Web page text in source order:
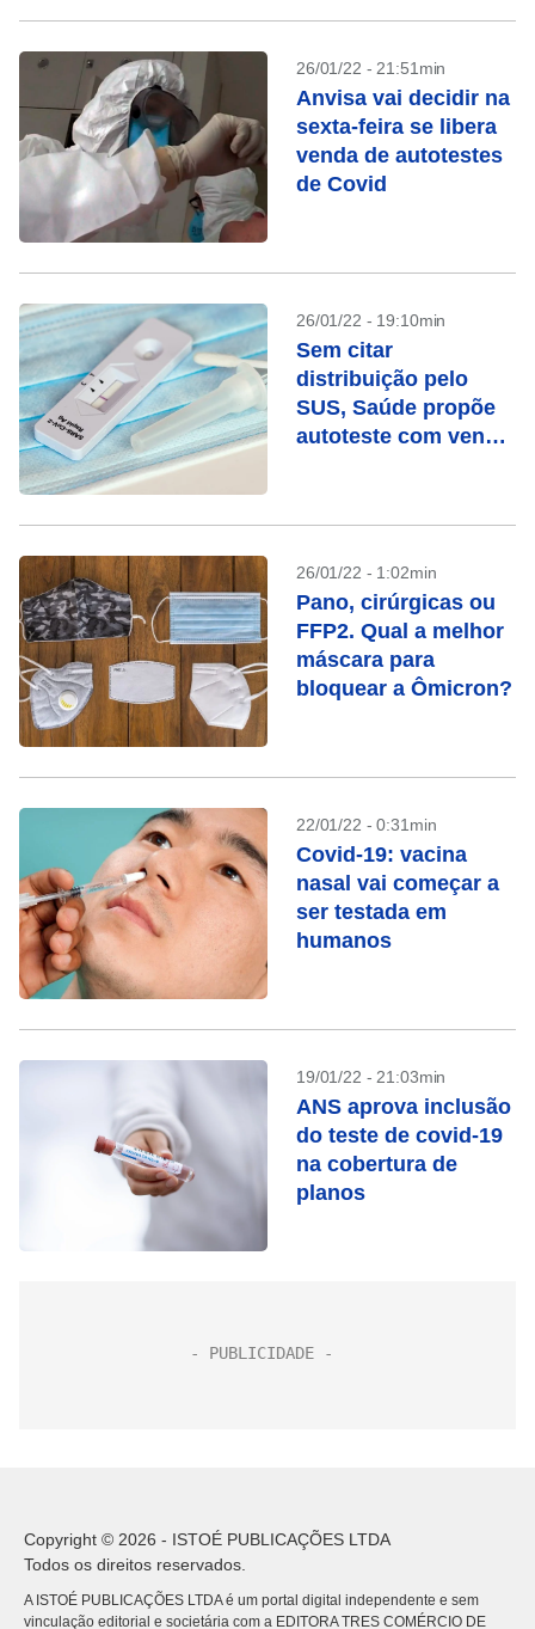
26/01/22 - 21:51min
Anvisa vai decidir na
sexta-feira se libera
venda de autotestes
de Covid
26/01/22 - 19:10min
Sem citar
distribuição pelo
SUS, Saúde propõe
autoteste com venda
26/01/22 - 1:02min
Pano, cirúrgicas ou
FFP2. Qual a melhor
máscara para
bloquear a Ômicron?
22/01/22 - 0:31min
Covid-19: vacina
nasal vai começar a
ser testada em
humanos
19/01/22 - 21:03min
ANS aprova inclusão
do teste de covid-19
na cobertura de
planos
Copyright © 2026 - ISTOÉ PUBLICAÇÕES LTDA
Todos os direitos reservados.
A ISTOÉ PUBLICAÇÕES LTDA é um portal digital independente e sem
vinculação editorial e societária com a EDITORA TRES COMÉRCIO DE